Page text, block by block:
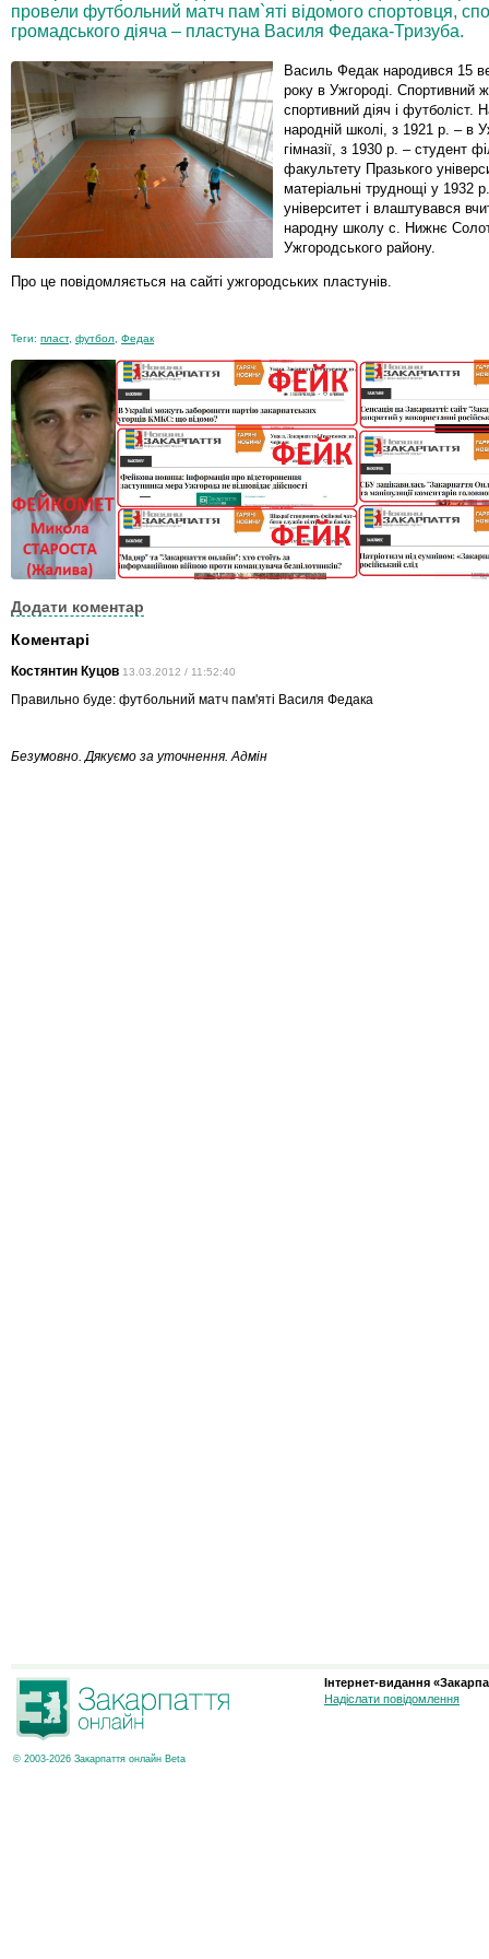
провели футбольний матч пам`яті відомого спортовця,
громадського діяча – пластуна Василя Федака-Тризуба.
Василь Федак народився 15
року в Ужгороді. Спортивний
спортивний діяч і футболіст.
народній школі, з 1921 р. – в
гімназії, з 1930 р. – студент
факультету Празького
матеріальні труднощі у 1932
університет і влаштувався
народну школу с. Нижнє
Ужгородського району.
Про це повідомляється на сайті ужгородських пластунів.
Теги: пласт, футбол Федак
Додати коментар
Коментарі
Костянтин Куцов 13.03.2012 / 11:52:40
Правильно буде: футбольний матч пам'яті Василя Федака
Безумовно. Дякуємо за уточнення. Адмін
© 2003-2026 Закарпаття онлайн Beta
Інтернет-видання
Надіслати повідомлення